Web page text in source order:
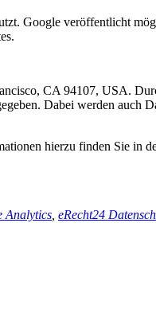
Google veröffentlicht
CA 94107, USA.
Dabei werden auch
hierzu finden Sie in
Analytics eRecht24